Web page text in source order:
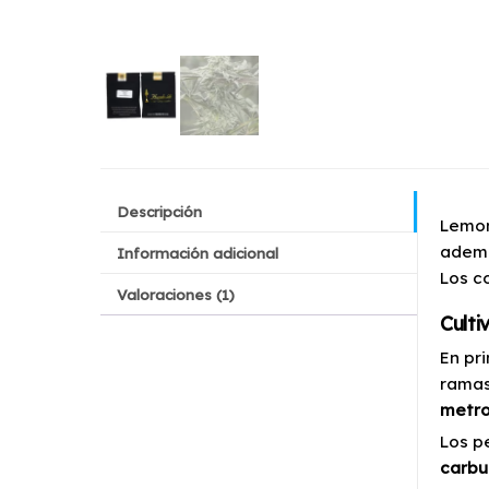
Descripción
Información adicional
Valoraciones (1)
Los
En
Los